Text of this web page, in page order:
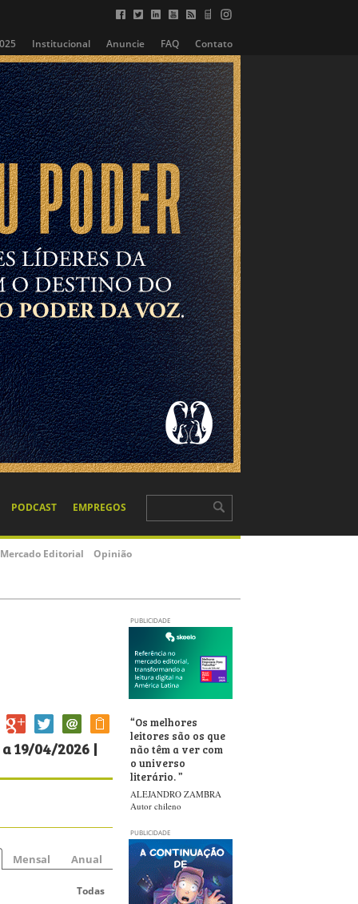
Institucional Anuncie FAQ Contato
PODCAST EMPREGOS
Mercado Editorial Opinião
PUBLICIDADE
19/04/2026 |
Mensal Anual
Todas
“Os melhores
leitores são os que
não têm a ver com
o universo
literário.”
ALEJANDRO ZAMBRA
Autor chileno
PUBLICIDADE